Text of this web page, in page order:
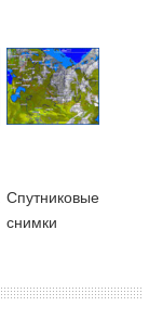
Cпутниковые
снимки